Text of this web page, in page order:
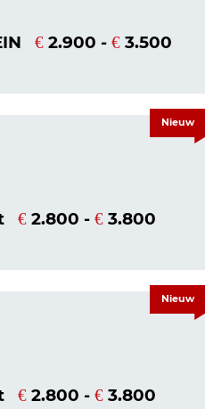
€ 2.900 - € 3.500
€ 2.800 - € 3.800
Nieuw
€ 2.800 - € 3.800
Nieuw